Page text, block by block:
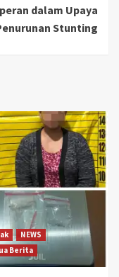
dalam Upaya
Stunting
NEWS
Berita